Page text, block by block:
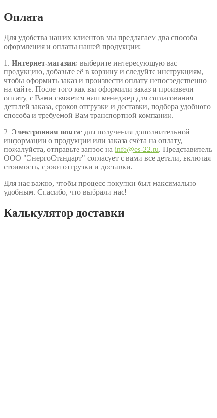
Оплата
Для удобства наших клиентов мы предлагаем два способа
оформления и оплаты нашей продукции:
1. Интернет-магазин: выберите интересующую вас
продукцию, добавьте её в корзину и следуйте инструкциям,
чтобы оформить заказ и произвести оплату непосредственно
на сайте. После того как вы оформили заказ и произвели
оплату, с Вами свяжется наш менеджер для согласования
деталей заказа, сроков отгрузки и доставки, подбора удобного
способа и требуемой Вам транспортной компании.
2. Электронная почта: для получения дополнительной
информации о продукции или заказа счёта на оплату,
пожалуйста, отправьте запрос на info@es-22.ru. Представитель
ООО "ЭнергоСтандарт" согласует с вами все детали, включая
стоимость, сроки отгрузки и доставки.
Для нас важно, чтобы процесс покупки был максимально
удобным. Спасибо, что выбрали нас!
Калькулятор доставки